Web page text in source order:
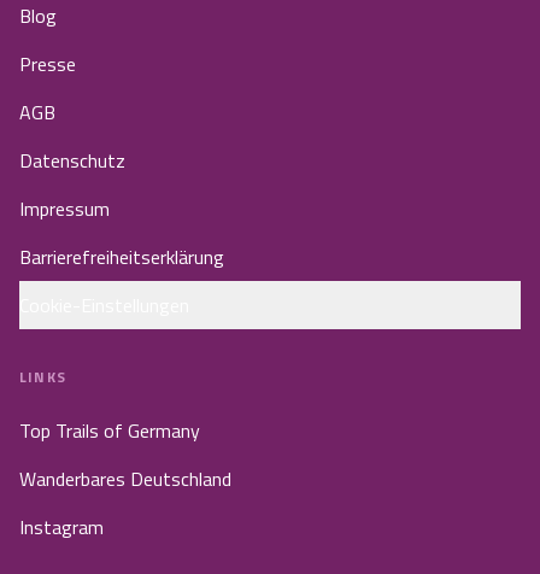
Blog
Presse
AGB
Datenschutz
Impressum
Barrierefreiheitserklärung
LINKS
Top Trails of Germany
Wanderbares Deutschland
Instagram